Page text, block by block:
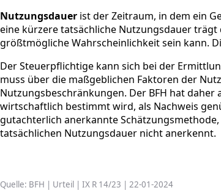
Nutzungsdauer ist der Zeitraum, in dem ein
eine kürzere tatsächliche Nutzungsdauer
größtmögliche Wahrscheinlichkeit sein kann.
Der Steuerpflichtige kann sich bei der
muss über die maßgeblichen Faktoren der
Nutzungsbeschränkungen. Der BFH hat
wirtschaftlich bestimmt wird, als Nachweis
gutachterlich anerkannte Schätzungsmethode,
tatsächlichen Nutzungsdauer nicht anerkennt.
Quelle: BFH | Urteil | IX R 14/23 | 22-01-2024